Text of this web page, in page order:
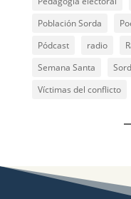
Población Sorda
Pódcast
radio
Semana Santa
Víctimas del conflicto